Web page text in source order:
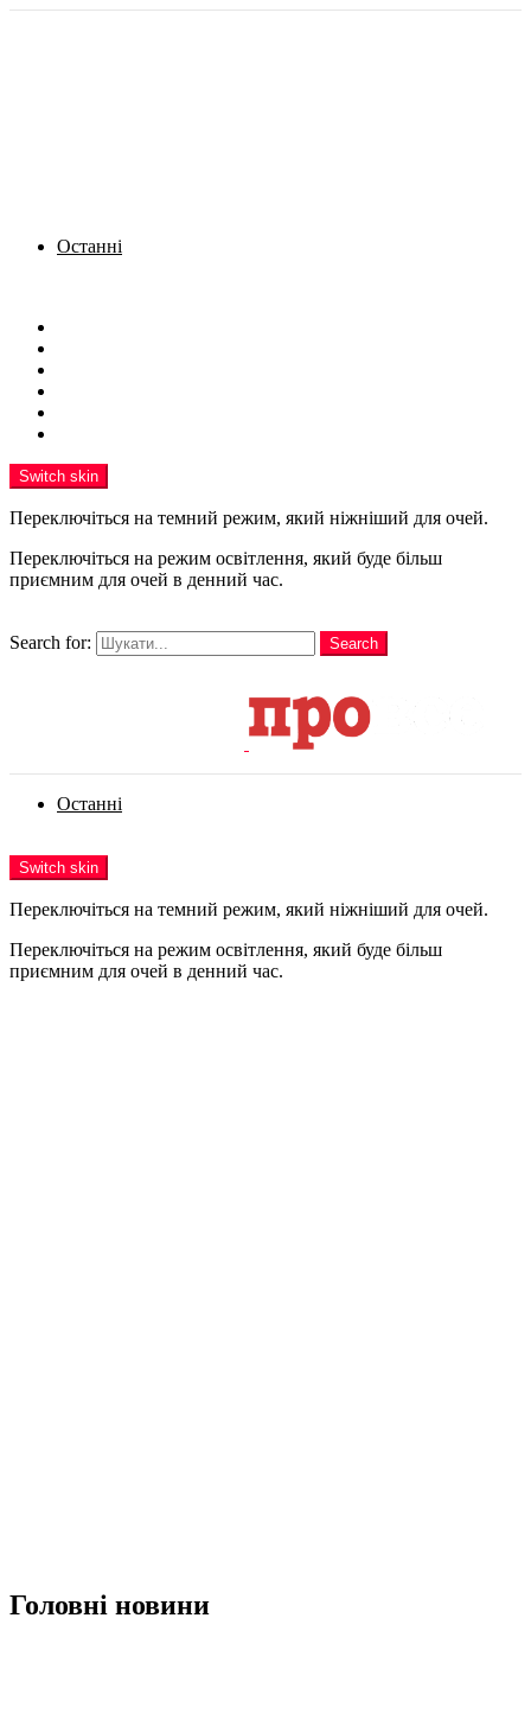
Останні
Switch skin
Переключіться на темний режим, який ніжніший для очей.
Переключіться на режим освітлення, який буде більш
приємним для очей в денний час.
Search for:
Search
Останні
Switch skin
Переключіться на темний режим, який ніжніший для очей.
Переключіться на режим освітлення, який буде більш
приємним для очей в денний час.
Головні новини